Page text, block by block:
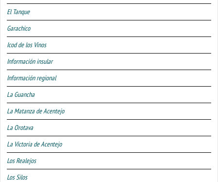
El Tanque
Garachico
Icod de los Vinos
Información insular
Información regional
La Guancha
La Matanza de Acentejo
La Orotava
La Victoria de Acentejo
Los Realejos
Los Silos